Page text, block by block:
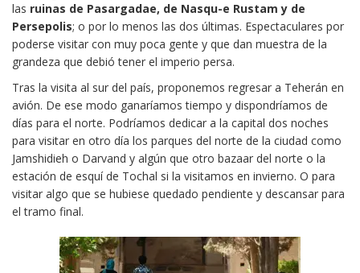
las ruinas de Pasargadae, de Nasqu-e Rustam y de
Persepolis; o por lo menos las dos últimas. Espectaculares por
poderse visitar con muy poca gente y que dan muestra de la
grandeza que debió tener el imperio persa.
Tras la visita al sur del país, proponemos regresar a Teherán en
avión. De ese modo ganaríamos tiempo y dispondríamos de
días para el norte. Podríamos dedicar a la capital dos noches
para visitar en otro día los parques del norte de la ciudad como
Jamshidieh o Darvand y algún que otro bazaar del norte o la
estación de esquí de Tochal si la visitamos en invierno. O para
visitar algo que se hubiese quedado pendiente y descansar para
el tramo final.